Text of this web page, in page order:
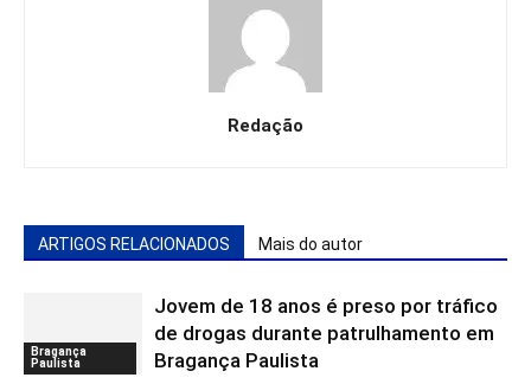
Redação
ARTIGOS RELACIONADOS Mais do autor
Bragança
Paulista
Jovem de 18 anos é preso por tráfico
de drogas durante patrulhamento em
Bragança Paulista